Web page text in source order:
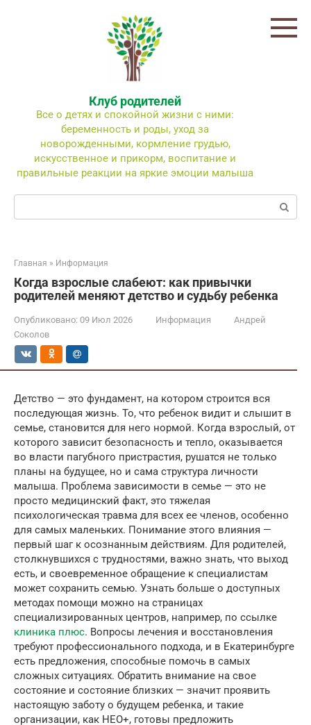
Клуб родителей
Все о детях и спокойной жизни с ними:
беременность и роды, уход за
новорожденными, кормление грудью,
искусственное и прикорм, воспитание и
правильные реакции на яркие эмоции малыша
Поиск:
Главная » Информация
Когда взрослые слабеют: как привычки
родителей меняют детство и судьбу ребенка
Опубликовано: 09 Июл 2026 Информация
Андрей
Соколов
Детство — это фундамент, на котором строится вся
последующая жизнь. То, что ребенок видит и слышит в
семье, становится для него нормой. Когда взрослый, от
которого зависит безопасность и тепло, оказывается
во власти пагубного пристрастия, рушатся не только
планы на будущее, но и сама структура личности
малыша. Проблема зависимости в семье — это не
просто медицинский факт, это тяжелая
психологическая травма для всех ее членов, особенно
для самых маленьких. Понимание этого влияния —
первый шаг к осознанным действиям. Для родителей,
столкнувшихся с трудностями, важно знать, что выход
есть, и своевременное обращение к специалистам
может сохранить семью. Узнать больше о доступных
методах помощи можно на страницах
специализированных центров, например, по ссылке
клиника плюс. Вопросы лечения и восстановления
требуют профессионального подхода, и в Екатеринбурге
есть предложения, способные помочь в самых
сложных ситуациях. Обратить внимание на свое
состояние и состояние близких — значит проявить
настоящую заботу о будущем ребенка, и такие
организации, как НЕО+, готовы предложить